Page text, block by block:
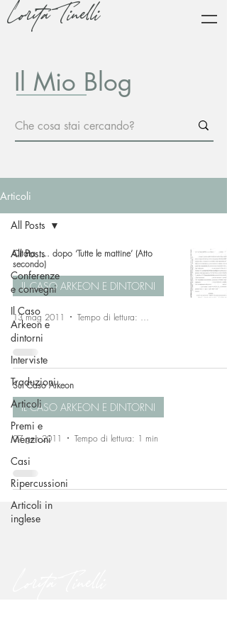
Lorita Tinelli
Il Mio Blog
Articoli
All Posts
Conferenze
e convegni
Il Caso
Arkeon e
dintorni
Interviste
Traduzioni
Articoli
Premi e
Menzioni
Casi
Ripercussioni
Articoli in
inglese
All Posts
Citata …. dopo ‘Tutte le mattine’ (Atto
secondo)
IL CASO ARKEON E DINTORNI
13 mag 2011 Tempo di lettura: 2 min
Sul Caso Arkeon
IL CASO ARKEON E DINTORNI
27 gen 2011 Tempo di lettura: 1 min